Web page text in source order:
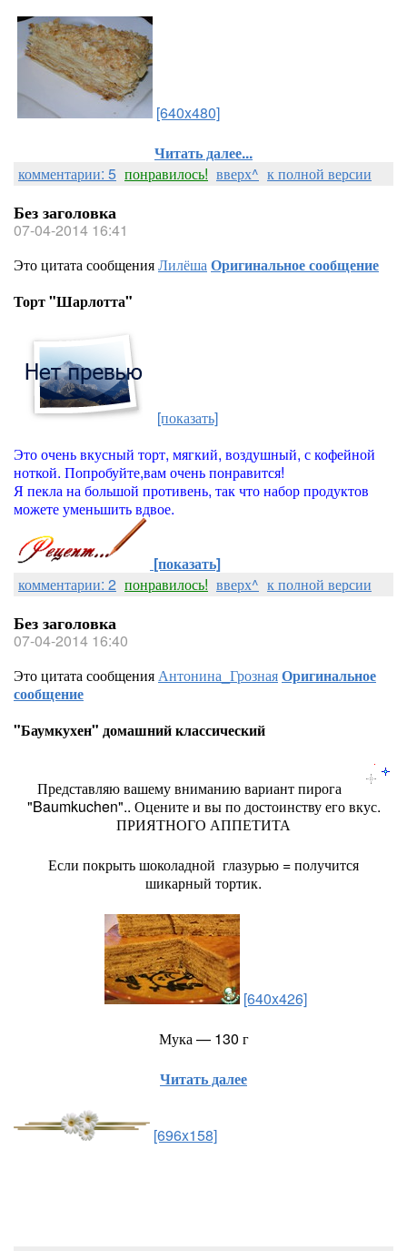
[640x480]
Читать далее...
комментарии: 5 понравилось! вверх^ к полной версии
Без заголовка
07-04-2014 16:41
Это цитата сообщенияЛилёшаОригинальное сообщение
Торт "Шарлотта"
[показать]
Это очень вкусный торт, мягкий, воздушный, с кофейной
ноткой. Попробуйте,вам очень понравится!
Я пекла на большой противень, так что набор продуктов
можете уменьшить вдвое.
[показать]
комментарии: 2 понравилось! вверх^ к полной версии
Без заголовка
07-04-2014 16:40
Это цитата сообщенияАнтонина_ГрознаяОригинальное
сообщение
"Баумкухен" домашний классический
Представляю вашему вниманию вариант пирога
"Baumkuchen".. Оцените и вы по достоинству его вкус.
ПРИЯТНОГО АППЕТИТА
Если покрыть шоколадной глазурью = получится
шикарный тортик.
[640x426]
Мука — 130 г
Читать далее
[696x158]